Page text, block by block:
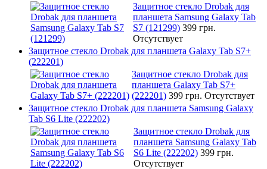
Защитное стекло Drobak для
планшета Samsung Galaxy Tab
S7 (121299) 399 грн.
Отсутствует
Защитное стекло Drobak для планшета Galaxy Tab S7+
(222201)
Защитное стекло Drobak для
планшета Galaxy Tab S7+
(222201) 399 грн. Отсутствует
Защитное стекло Drobak для планшета Samsung Galaxy
Tab S6 Lite (222202)
Защитное стекло Drobak для
планшета Samsung Galaxy Tab
S6 Lite (222202) 399 грн.
Отсутствует